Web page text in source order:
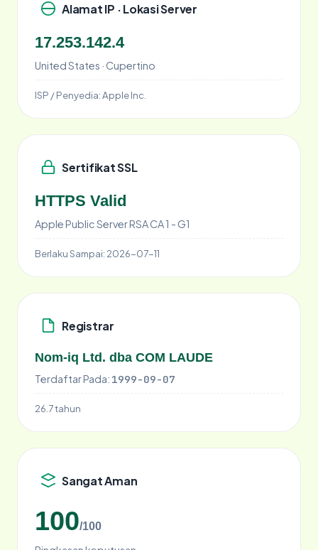
Alamat IP · Lokasi Server
17.253.142.4
United States · Cupertino
ISP / Penyedia:Apple Inc.
Sertifikat SSL
HTTPS Valid
Apple Public Server RSA CA 1 - G1
Berlaku Sampai: 2026-07-11
Registrar
Nom-iq Ltd. dba COM LAUDE
Terdaftar Pada: 1999-09-07
26.7 tahun
Sangat Aman
100/100